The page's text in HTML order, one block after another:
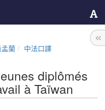
蘭 中法口譯
diplômés
à Taïwan